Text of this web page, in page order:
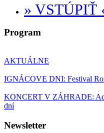
» VSTÚPIŤ
Program
AKTUÁLNE
IGNÁCOVE DNI: Festival
KONCERT V ZÁHRADE:
dní
Newsletter